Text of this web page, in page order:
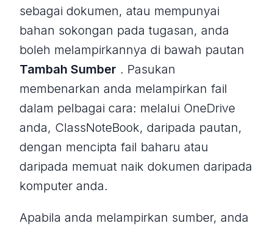
sebagai dokumen, atau mempunyai
bahan sokongan pada tugasan, anda
boleh melampirkannya di bawah pautan
Tambah Sumber . Pasukan
membenarkan anda melampirkan fail
dalam pelbagai cara: melalui OneDrive
anda, ClassNoteBook, daripada pautan,
dengan mencipta fail baharu atau
daripada memuat naik dokumen daripada
komputer anda.
Apabila anda melampirkan sumber, anda